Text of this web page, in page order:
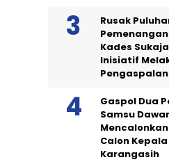
Rusak
Kades
Inisiatif
Gaspol Dua
Samsu
Calon Kepala
Karangasih